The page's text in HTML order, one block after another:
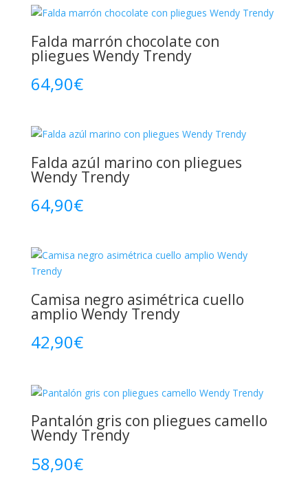
Falda marrón chocolate con
pliegues Wendy Trendy
64,90€
Falda azúl marino con pliegues
Wendy Trendy
64,90€
Camisa negro asimétrica cuello
amplio Wendy Trendy
42,90€
Pantalón gris con pliegues camello
Wendy Trendy
58,90€